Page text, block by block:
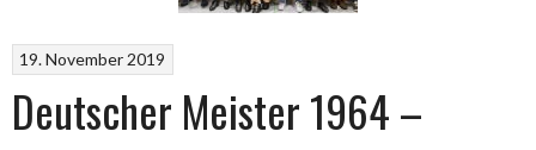
19. November 2019
Deutscher Meister 1964 –